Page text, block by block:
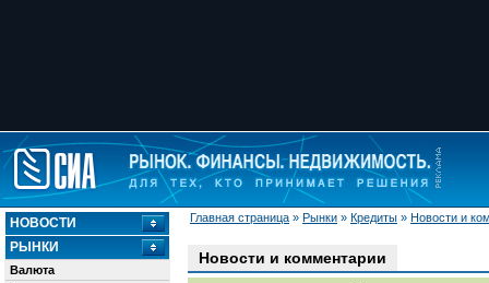
Главная страница » Рынки » Кредиты » Новости и
НОВОСТИ
РЫНКИ
Валюта
Новости и комментарии